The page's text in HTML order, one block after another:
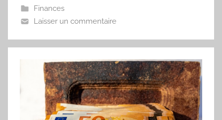
Finances
Laisser un commentaire